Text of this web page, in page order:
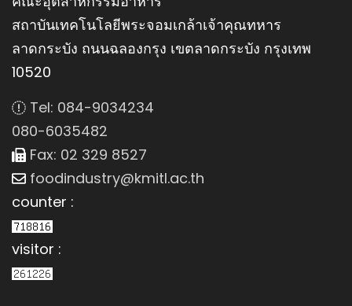
สถาบันเทคโนโลยีพระจอมเกล้าเจ้าคุณทหาร
ลาดกระบัง ถนนฉลองกรุง เขตลาดกระบัง กรุงเทพ
10520
Tel: 084-9034234
080-6035482
Fax: 02 329 8527
foodindustry@kmitl.ac.th
counter :
visitor :